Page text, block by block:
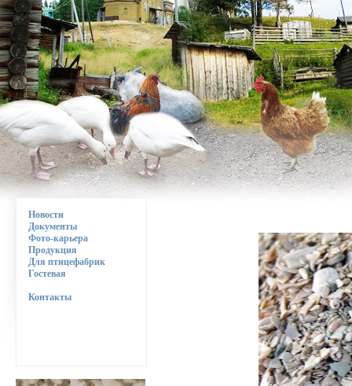
Новости
Документы
Фото-карьера
Продукция
Для птицефабрик
Гостевая
Контакты